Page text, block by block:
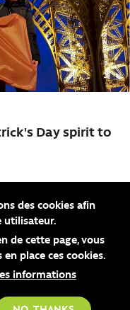
Day spirit to
des cookies afin
utilisateur.
de cette page, vous
place ces cookies.
informations